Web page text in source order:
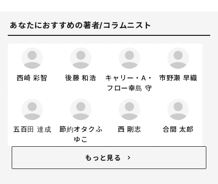
あなたにおすすめの著者/コラムニスト
西崎 彩智 後藤 和浩
キャリー・A・
フロー幸島 守
市野瀬 早織
五百田 達成
節約オタクふ
ゆこ
西 剛志 合間 太郎
もっと見る